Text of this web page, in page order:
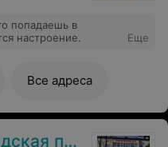
попадаешь в
настроение.
Еще
Все адреса
№3